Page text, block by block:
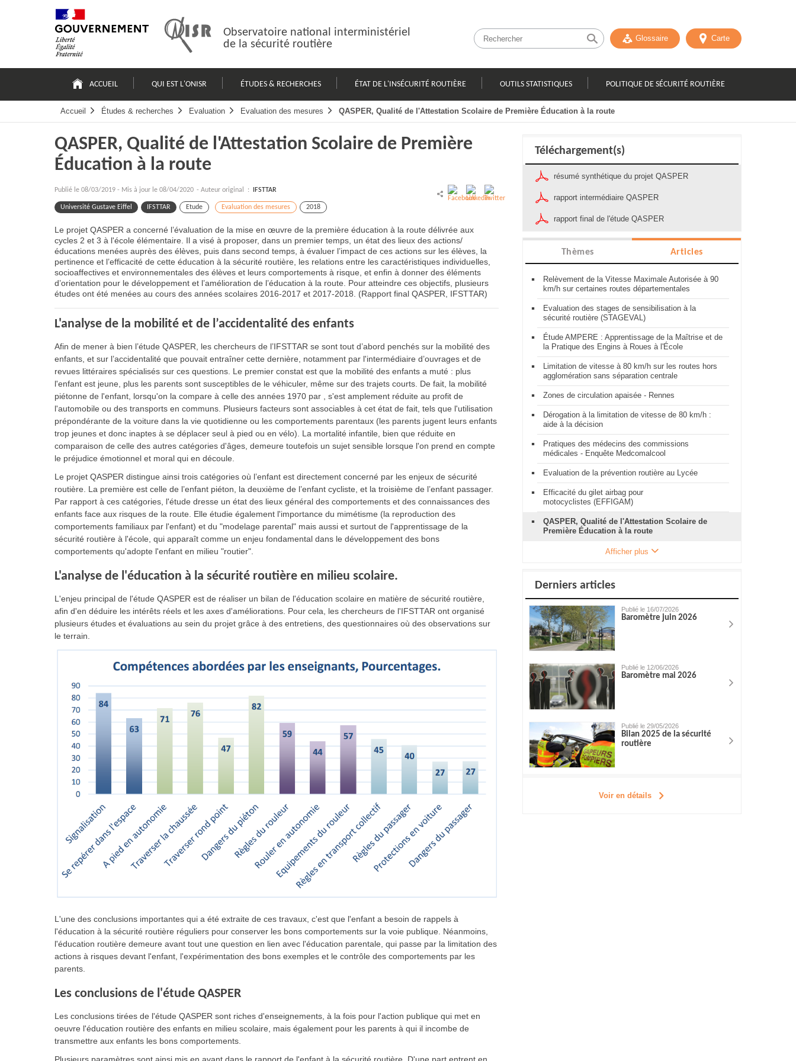
Observatoire national interministériel
de la sécurité routière
Glossaire Carte
principale
ACCUEIL QUI EST L'ONISR ÉTUDES & RECHERCHES ÉTAT DE L'INSÉCURITÉ ROUTIÈRE OUTILS STATISTIQUES POLITIQUE DE SÉCURITÉ ROUTIÈRE
Accueil Études & recherches Evaluation Evaluation des mesures QASPER, Qualité de l'Attestation Scolaire de Première Éducation à la route
QASPER, Qualité de l'Attestation Scolaire de Première
Éducation à la route
Publié le 08/03/2019 - Mis à jour le 08/04/2020 - Auteur original : IFSTTAR
Université Gustave Eiffel IFSTTAR Etude Evaluation des mesures 2018
Le projet QASPER a concerné l’évaluation de la mise en œuvre de la première éducation à la route délivrée aux
cycles 2 et 3 à l'école élémentaire. Il a visé à proposer, dans un premier temps, un état des lieux des actions/
éducations menées auprès des élèves, puis dans second temps, à évaluer l’impact de ces actions sur les élèves, la
pertinence et l’efficacité de cette éducation à la sécurité routière, les relations entre les caractéristiques individuelles,
socioaffectives et environnementales des élèves et leurs comportements à risque, et enfin à donner des éléments
d’orientation pour le développement et l’amélioration de l’éducation à la route. Pour atteindre ces objectifs, plusieurs
études ont été menées au cours des années scolaires 2016-2017 et 2017-2018. (Rapport final QASPER, IFSTTAR)
L'analyse de la mobilité et de l’accidentalité des enfants
Afin de mener à bien l’étude QASPER, les chercheurs de l’IFSTTAR se sont tout d’abord penchés sur la mobilité des
enfants, et sur l’accidentalité que pouvait entraîner cette dernière, notamment par l'intermédiaire d’ouvrages et de
revues littéraires spécialisés sur ces questions. Le premier constat est que la mobilité des enfants a muté : plus
l'enfant est jeune, plus les parents sont susceptibles de le véhiculer, même sur des trajets courts. De fait, la mobilité
piétonne de l'enfant, lorsqu'on la compare à celle des années 1970 par , s'est amplement réduite au profit de
l'automobile ou des transports en communs. Plusieurs facteurs sont associables à cet état de fait, tels que l'utilisation
prépondérante de la voiture dans la vie quotidienne ou les comportements parentaux (les parents jugent leurs enfants
trop jeunes et donc inaptes à se déplacer seul à pied ou en vélo). La mortalité infantile, bien que réduite en
comparaison de celle des autres catégories d'âges, demeure toutefois un sujet sensible lorsque l'on prend en compte
le préjudice émotionnel et moral qui en découle.
Le projet QASPER distingue ainsi trois catégories où l’enfant est directement concerné par les enjeux de sécurité
routière. La première est celle de l’enfant piéton, la deuxième de l’enfant cycliste, et la troisième de l’enfant passager.
Par rapport à ces catégories, l'étude dresse un état des lieux général des comportements et des connaissances des
enfants face aux risques de la route. Elle étudie également l'importance du mimétisme (la reproduction des
comportements familiaux par l'enfant) et du "modelage parental" mais aussi et surtout de l'apprentissage de la
sécurité routière à l'école, qui apparaît comme un enjeu fondamental dans le développement des bons
comportements qu'adopte l'enfant en milieu "routier".
L'analyse de l'éducation à la sécurité routière en milieu scolaire.
L'enjeu principal de l'étude QASPER est de réaliser un bilan de l'éducation scolaire en matière de sécurité routière,
afin d'en déduire les intérêts réels et les axes d'améliorations. Pour cela, les chercheurs de l'IFSTTAR ont organisé
plusieurs études et évaluations au sein du projet grâce à des entretiens, des questionnaires où des observations sur
le terrain.
L'une des conclusions importantes qui a été extraite de ces travaux, c'est que l'enfant a besoin de rappels à
l'éducation à la sécurité routière réguliers pour conserver les bons comportements sur la voie publique. Néanmoins,
l'éducation routière demeure avant tout une question en lien avec l'éducation parentale, qui passe par la limitation des
actions à risques devant l'enfant, l'expérimentation des bons exemples et le contrôle des comportements par les
parents.
Les conclusions de l'étude QASPER
Les conclusions tirées de l'étude QASPER sont riches d'enseignements, à la fois pour l'action publique qui met en
oeuvre l'éducation routière des enfants en milieu scolaire, mais également pour les parents à qui il incombe de
transmettre aux enfants les bons comportements.
Téléchargement(s)
résumé synthétique du projet QASPER
rapport intermédiaire QASPER
rapport final de l'étude QASPER
Thèmes Articles
Relèvement de la Vitesse Maximale Autorisée à 90
km/h sur certaines routes départementales
Evaluation des stages de sensibilisation à la
sécurité routière (STAGEVAL)
Étude AMPERE : Apprentissage de la Maîtrise et de
la Pratique des Engins à Roues à l'École
Limitation de vitesse à 80 km/h sur les routes hors
agglomération sans séparation centrale
Zones de circulation apaisée - Rennes
Dérogation à la limitation de vitesse de 80 km/h :
aide à la décision
Pratiques des médecins des commissions
médicales - Enquête Medcomalcool
Evaluation de la prévention routière au Lycée
Efficacité du gilet airbag pour
motocyclistes (EFFIGAM)
QASPER, Qualité de l'Attestation Scolaire de
Première Éducation à la route
Afficher plus
Derniers articles
Publié le 16/07/2026
Baromètre juin 2026
Publié le 12/06/2026
Baromètre mai 2026
Publié le 29/05/2026
Bilan 2025 de la sécurité
routière
Voir en détails